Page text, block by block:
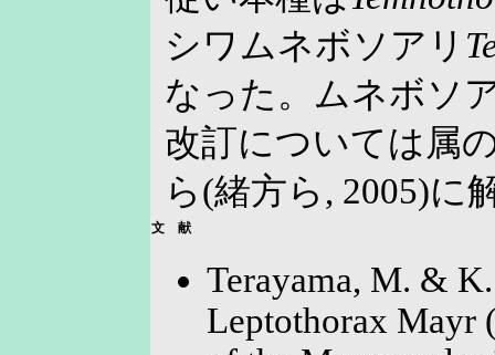
シワムネボソアリ
なった。ムネボソ
改訂については属
ら(緒方ら, 2005)に
文 献
Terayama, M. &
Leptothorax Mayr